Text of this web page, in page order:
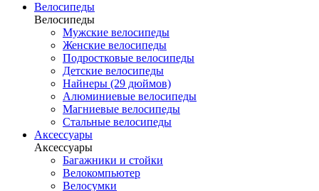
Велосипеды
Велосипеды
Мужские велосипеды
Женские велосипеды
Подростковые велосипеды
Детские велосипеды
Найнеры (29 дюймов)
Алюминиевые велосипеды
Магниевые велосипеды
Стальные велосипеды
Аксессуары
Аксессуары
Багажники и стойки
Велокомпьютер
Велосумки